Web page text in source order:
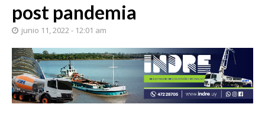
post pandemia
junio 11, 2022 - 12:01 am